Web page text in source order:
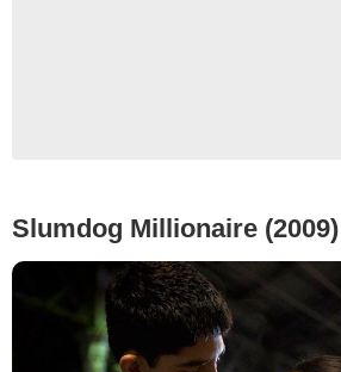
Slumdog Millionaire (2009)